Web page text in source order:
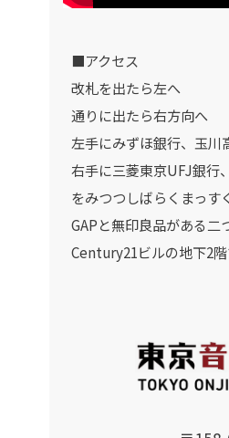
■アクセス
改札を出たら左へ
通りに出たら右方向へ
左手にみずほ銀行、玉川
右手に三菱東京UFJ銀行
をみつつしばらくまっす
GAPと無印良品がある二
Century21ビルの地下2